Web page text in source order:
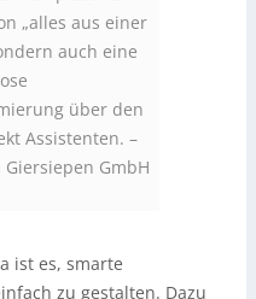
„alles aus einer
auch eine
über den
Assistenten. –
Giersiepen GmbH
ist es, smarte
zu gestalten. Dazu